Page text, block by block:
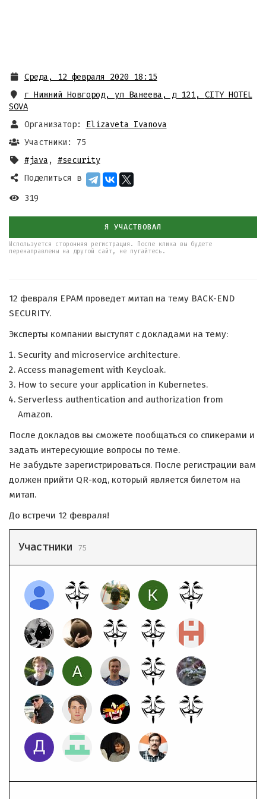
Среда, 12 февраля 2020 18:15
г Нижний Новгород, ул Ванеева, д 121, CITY HOTEL
SOVA
Организатор:
Elizaveta Ivanova
Участники: 75
#java , #security
Поделиться в
319
Я УЧАСТВОВАЛ
Используется сторонняя регистрация. После клика вы будете
перенаправлены на другой сайт, не пугайтесь.
12 февраля EPAM проведет митап на тему BACK-END
SECURITY.
Эксперты компании выступят с докладами на тему:
Security and microservice architecture.
Access management with Keycloak.
How to secure your application in Kubernetes.
Serverless authentication and authorization from
Amazon.
После докладов вы сможете пообщаться со спикерами и
задать интересующие вопросы по теме.
Не забудьте зарегистрироваться. После регистрации вам
должен прийти QR-код, который является билетом на
митап.
До встречи 12 февраля!
Участники 75